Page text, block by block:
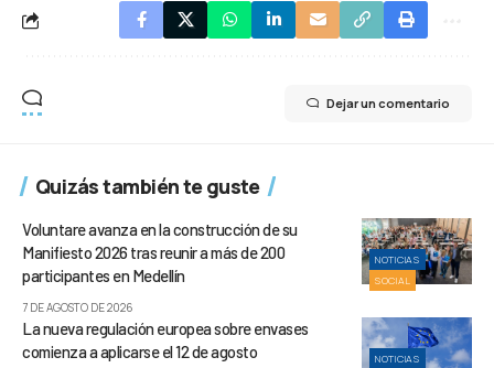
Dejar un comentario
Quizás también te guste
NOTICIAS
SOCIAL
Voluntare avanza en la construcción de su
Manifiesto 2026 tras reunir a más de 200
participantes en Medellín
7 DE AGOSTO DE 2026
NOTICIAS
La nueva regulación europea sobre envases
comienza a aplicarse el 12 de agosto